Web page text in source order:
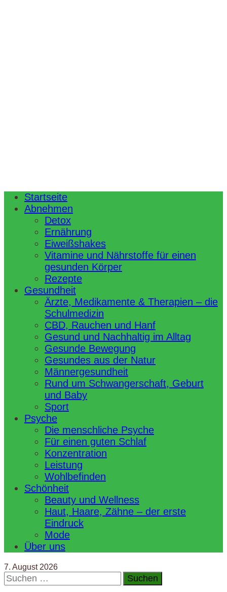
Startseite
Abnehmen
Detox
Ernährung
Eiweißshakes
Vitamine und Nährstoffe für einen
gesunden Körper
Rezepte
Gesundheit
Ärzte, Medikamente & Therapien – die
Schulmedizin
CBD, Rauchen und Hanf
Gesund und Nachhaltig im Alltag
Gesunde Bewegung
Gesundes aus der Natur
Männergesundheit
Rund um Schwangerschaft, Geburt
und Baby
Sport
Psyche
Die menschliche Psyche
Für einen guten Schlaf
Konzentration
Leistung
Wohlbefinden
Schönheit
Beauty und Wellness
Haut, Haare, Zähne – der erste
Eindruck
Mode
Über uns
7. August 2026
Suchen
nach: